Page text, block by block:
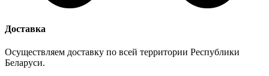
Доставка
Осуществляем доставку по всей территории Республики
Беларуси.